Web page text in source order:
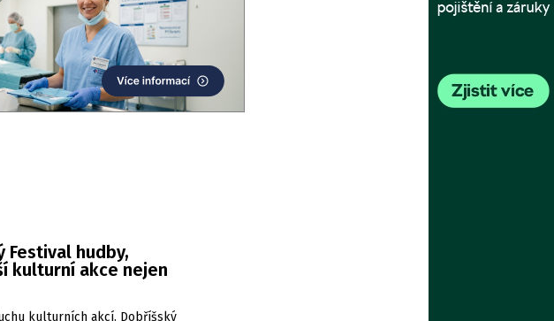
Festival hudby,
kulturní akce nejen
kulturních akcí. Dobříšský